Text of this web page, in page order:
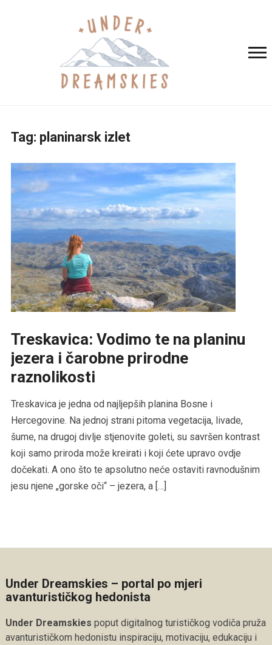
Tag: planinarsk izlet
Treskavica: Vodimo te na planinu
jezera i čarobne prirodne
raznolikosti
Treskavica je jedna od najljepših planina Bosne i
Hercegovine. Na jednoj strani pitoma vegetacija, livade,
šume, na drugoj divlje stjenovite goleti, su savršen kontrast
koji samo priroda može kreirati i koji ćete upravo ovdje
dočekati. A ono što te apsolutno neće ostaviti ravnodušnim
jesu njene „gorske oči“ – jezera, a […]
Under Dreamskies – portal po mjeri
avanturističkog hedonista
Under Dreamskies poput digitalnog turističkog vodiča pruža
avanturističkom hedonistu inspiraciju, motivaciju, edukaciju i